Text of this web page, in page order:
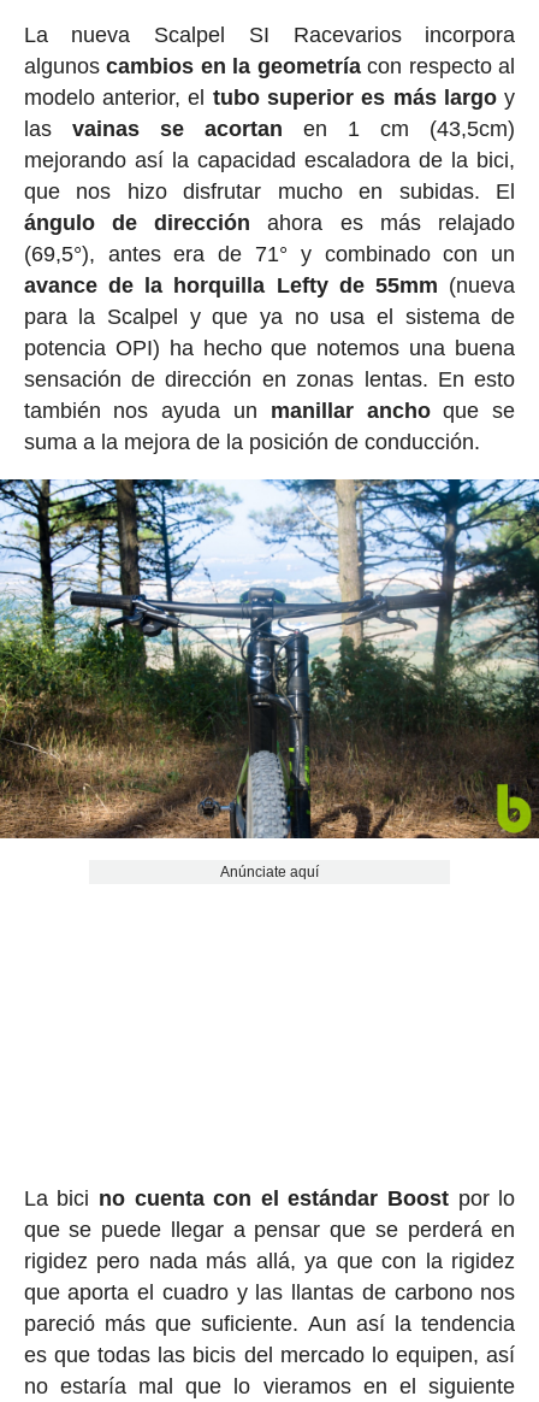
La nueva Scalpel SI Racevarios incorpora
algunoscambios en la geometríacon respecto al
modelo anterior, el tubo superior es más largoy
las vainas se acortan en 1 cm (43,5cm)
mejorando así la capacidad escaladora de la bici,
que nos hizo disfrutar mucho en subidas. El
ángulo de dirección ahora es más relajado
(69,5°), antes era de 71° y combinado con un
avance de la horquilla Lefty de 55mm (nueva
para la Scalpel y que ya no usa el sistema de
potencia OPI) ha hecho que notemos una buena
sensación de dirección en zonas lentas. En esto
también nos ayuda un manillar anchoque se
suma a la mejora de la posición de conducción.
Anúnciate aquí
La bici no cuenta con el estándar Boost por lo
que se puede llegar a pensar que se perderá en
rigidez pero nada más allá, ya que con la rigidez
que aporta el cuadro y las llantas de carbono nos
pareció más que suficiente. Aun así la tendencia
es que todas las bicis del mercado lo equipen, así
no estaría mal que lo vieramos en el siguiente